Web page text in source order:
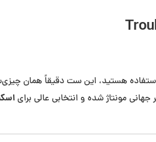
هستید، این ست دقیقاً همان
مونتاژ شده و انتخابی عالی برای